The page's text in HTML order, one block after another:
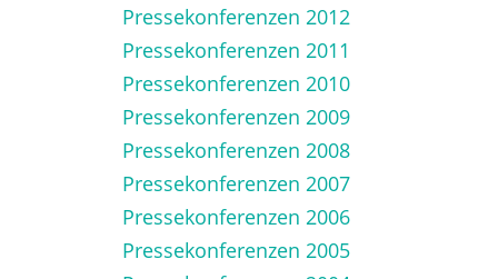
Pressekonferenzen 2012
Pressekonferenzen 2011
Pressekonferenzen 2010
Pressekonferenzen 2009
Pressekonferenzen 2008
Pressekonferenzen 2007
Pressekonferenzen 2006
Pressekonferenzen 2005